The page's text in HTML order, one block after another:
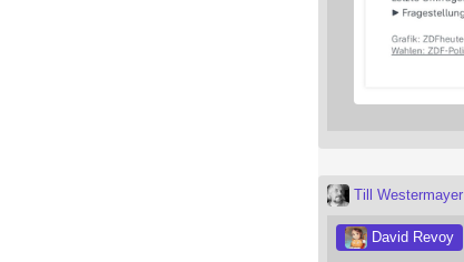
Till Westermayer
David Revoy